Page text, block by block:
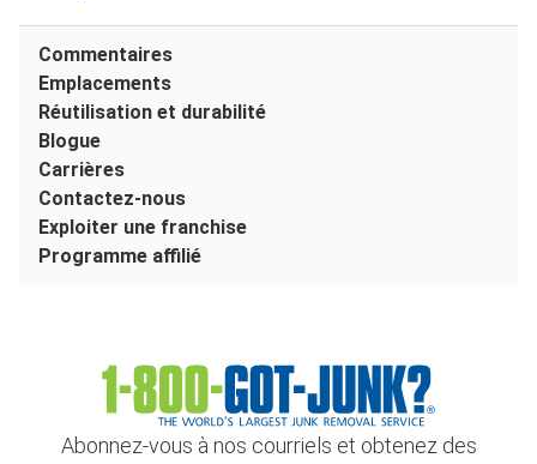
Abonnez-vous à nos courriels et obtenez des
Commentaires
Emplacements
Réutilisation et durabilité
Blogue
Carrières
Contactez-nous
Exploiter une franchise
Programme affilié